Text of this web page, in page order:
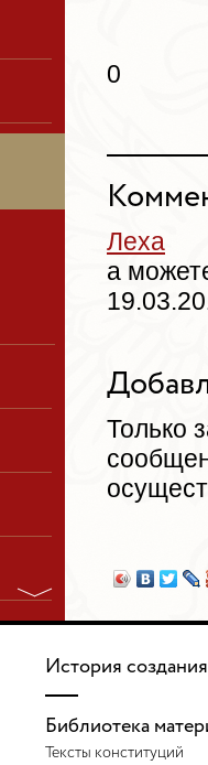
0
Леха
а
Только
История создания
Библиотека
Тексты конституций